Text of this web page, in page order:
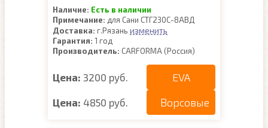
Наличие: Есть в наличии
Примечание: для Сани СТГ230С-8АВД
Доставка: г.Рязань изменить
Гарантия: 1 год
Производитель: CARFORMA (Россия)
Цена: 3200 руб. EVA
Цена: 4850 руб. Ворсовые